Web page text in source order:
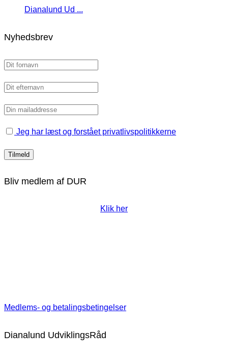
Dianalund Ud ...
Nyhedsbrev
Jeg har læst og forstået privatlivspolitikkerne
Bliv medlem af DUR
Klik her
Medlems- og betalingsbetingelser
Dianalund UdviklingsRåd